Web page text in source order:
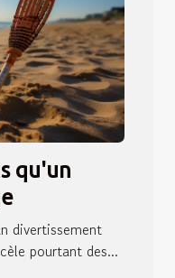
qu'un
divertissement
pourtant des...